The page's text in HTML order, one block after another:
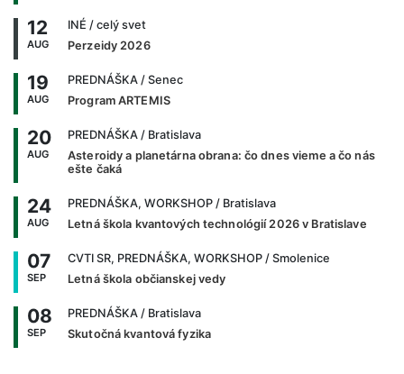
12
AUG
INÉ / celý svet
Perzeidy 2026
19
AUG
PREDNÁŠKA / Senec
Program ARTEMIS
20
AUG
PREDNÁŠKA / Bratislava
Asteroidy a planetárna obrana: čo dnes vieme a čo nás
ešte čaká
24
AUG
PREDNÁŠKA, WORKSHOP / Bratislava
Letná škola kvantových technológií 2026 v Bratislave
07
SEP
CVTI SR, PREDNÁŠKA, WORKSHOP / Smolenice
Letná škola občianskej vedy
08
SEP
PREDNÁŠKA / Bratislava
Skutočná kvantová fyzika